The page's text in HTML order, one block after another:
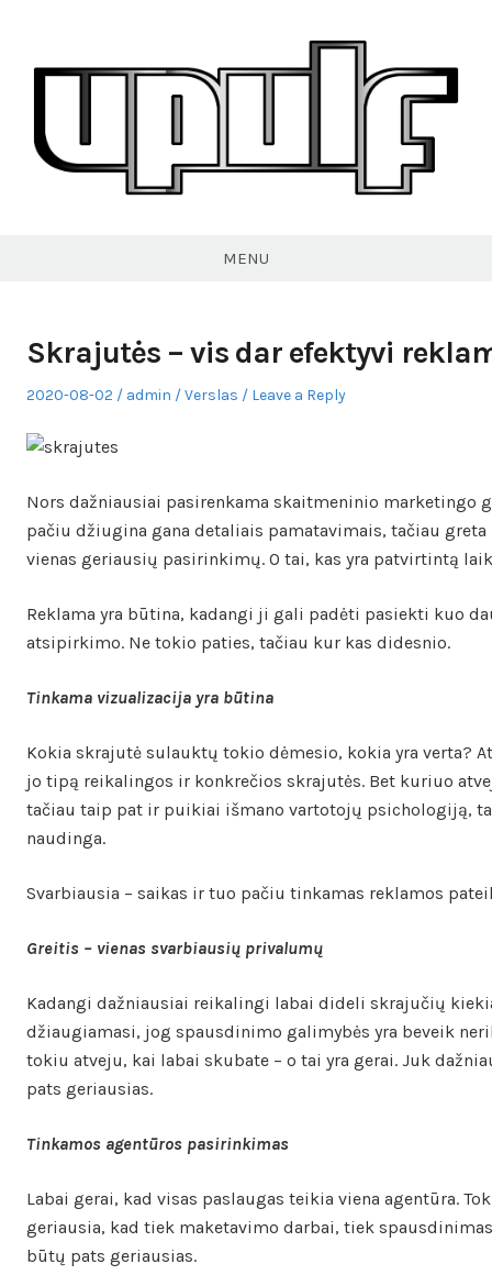
content
MENU
Skrajutės – vis dar efektyvi
Posted
2020-08-02 Author
admin
Posted
Verslas Leave a Reply
Nors dažniausiai pasirenkama skaitmeninio
pačiu džiugina gana detaliais pamatavimais, tačiau
vienas geriausių pasirinkimų. O tai, kas yra patvirtintą
Reklama yra būtina, kadangi ji gali padėti pasiekti kuo
atsipirkimo. Ne tokio paties, tačiau kur kas didesnio.
Tinkama vizualizacija yra būtina
Kokia skrajutė sulauktų tokio dėmesio, kokia yra verta?
jo tipą reikalingos ir konkrečios skrajutės. Bet kuriuo
tačiau taip pat ir puikiai išmano vartotojų psichologiją,
naudinga.
Svarbiausia – saikas ir tuo pačiu tinkamas reklamos
Greitis – vienas svarbiausių privalumų
Kadangi dažniausiai reikalingi labai dideli skrajučių
džiaugiamasi, jog spausdinimo galimybės yra beveik
tokiu atveju, kai labai skubate – o tai yra gerai. Juk
pats geriausias.
Tinkamos agentūros pasirinkimas
Labai gerai, kad visas paslaugas teikia viena agentūra.
geriausia, kad tiek maketavimo darbai, tiek
būtų pats geriausias.